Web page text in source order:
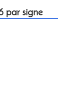
par signe